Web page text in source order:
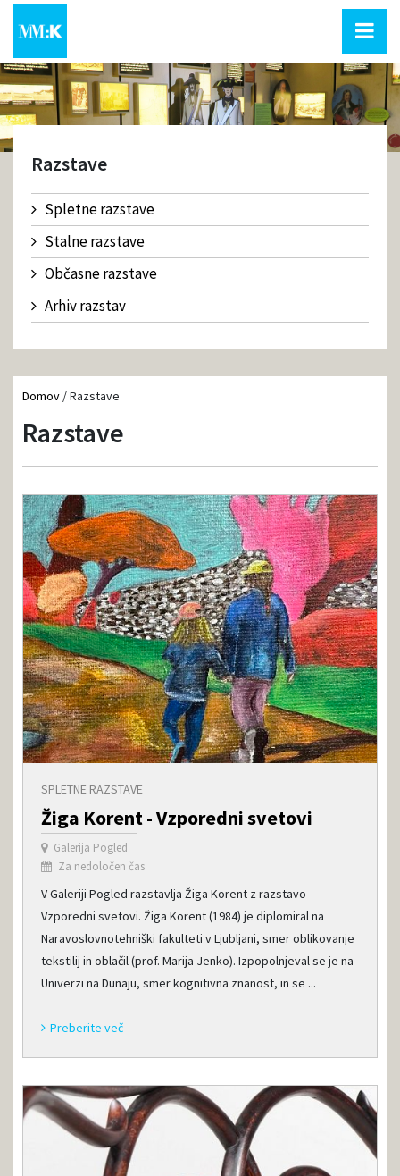
Razstave
Spletne razstave
Stalne razstave
Občasne razstave
Arhiv razstav
Domov /Razstave
Razstave
SPLETNE RAZSTAVE
Žiga Korent - Vzporedni svetovi
Galerija Pogled
Za nedoločen čas
V Galeriji Pogled razstavlja Žiga Korent z razstavo
Vzporedni svetovi. Žiga Korent (1984) je diplomiral na
Naravoslovnotehniški fakulteti v Ljubljani, smer oblikovanje
tekstilij in oblačil (prof. Marija Jenko). Izpopolnjeval se je na
Univerzi na Dunaju, smer kognitivna znanost, in se ...
Preberite več